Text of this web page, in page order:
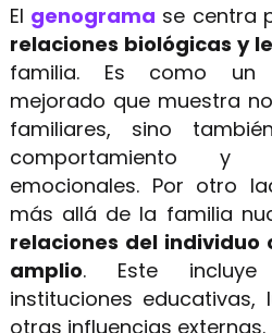
El genograma se centra
relaciones biológicas y
familia. Es como un
mejorado que muestra
familiares, sino
comportamiento y
emocionales. Por otro
más allá de la familia
relaciones del individuo
amplio. Este incluye
instituciones
otras influencias externas.